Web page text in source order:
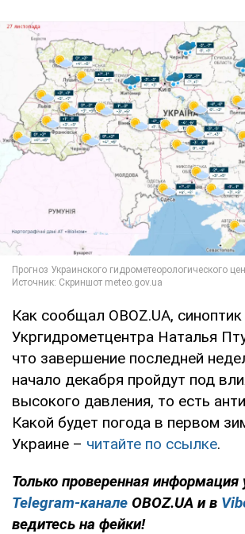
Как сообщал OBOZ.UA, синоптик
Укргидрометцентра Наталья
что завершение последней
начало декабря пройдут под
высокого давления, то есть
Какой будет погода в первом
Украине – читайте по ссылке.
Только проверенная информация
Telegram-канале OBOZ.UA и в
ведитесь на фейки!